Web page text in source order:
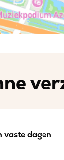
vaste dagen